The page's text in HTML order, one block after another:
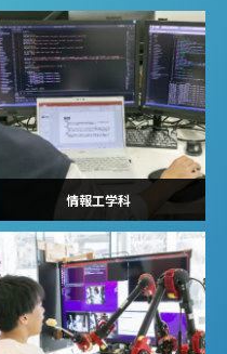
情報工学科